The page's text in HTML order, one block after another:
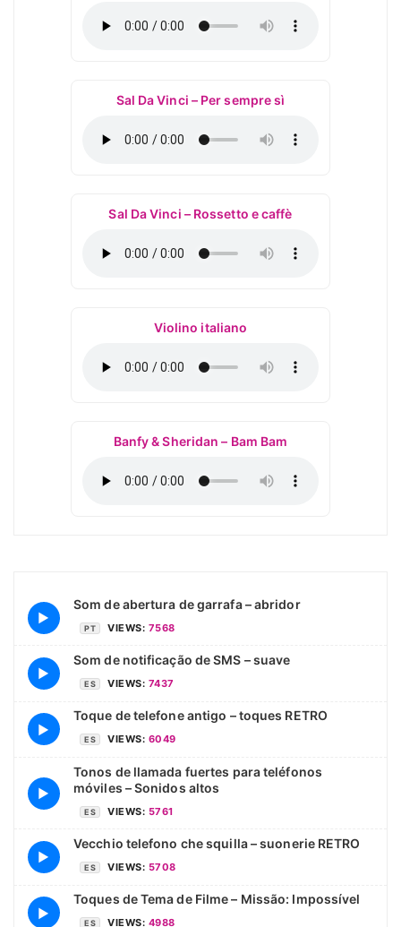
Sal Da Vinci – Per sempre sì
Sal Da Vinci – Rossetto e caffè
Violino italiano
Banfy & Sheridan – Bam Bam
▶
Som de abertura de garrafa – abridor
PT VIEWS: 7568
▶
Som de notificação de SMS – suave
ES VIEWS: 7437
▶
Toque de telefone antigo – toques RETRO
ES VIEWS: 6049
▶
Tonos de llamada fuertes para teléfonos
móviles – Sonidos altos
ES VIEWS: 5761
▶
Vecchio telefono che squilla – suonerie RETRO
ES VIEWS: 5708
▶
Toques de Tema de Filme – Missão: Impossível
ES VIEWS: 4988